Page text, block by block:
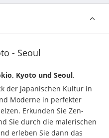
- Seoul
Kyoto und Seoul.
der japanischen Kultur in
Moderne in perfekter
Erkunden Sie Zen-
Sie durch die malerischen
erleben Sie dann das